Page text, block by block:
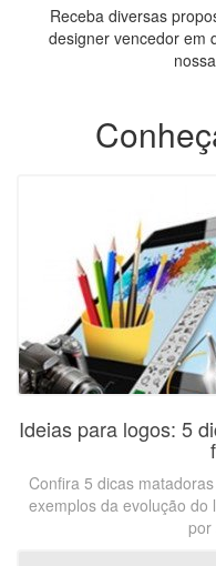
Receba diversas
designer vencedor em
Ideias para logos: 5
Confira 5 dicas
exemplos da evolução
por